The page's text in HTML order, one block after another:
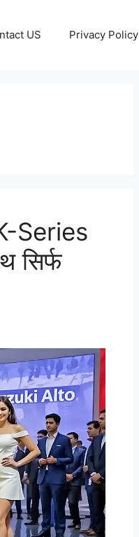
US Privacy Policy
Series
सिर्फ